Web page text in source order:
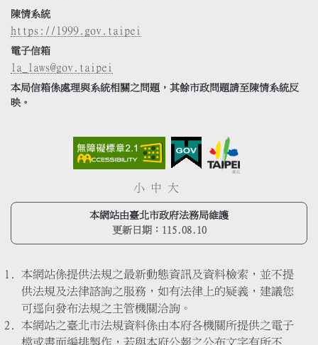
陳情系統
https://1999.gov.taipei
電子信箱
la_laws@gov.taipei
本局信箱係處理與系統相關之問題，其餘市政問題請至陳情系統反
映。
小 中 大
本網站由臺北市政府法務局維護
更新日期： 115.08.10
本網站係提供法規之最新動態資訊及資料檢索，並不提
供法規及法律諮詢之服務，如有法律上的疑義，建議您
可逕向發布法規之主管機關洽詢。
本網站之臺北市法規資料係由本府各機關所提供之電子
檔或書面編排製作，若與本府公報之公布文字有所不